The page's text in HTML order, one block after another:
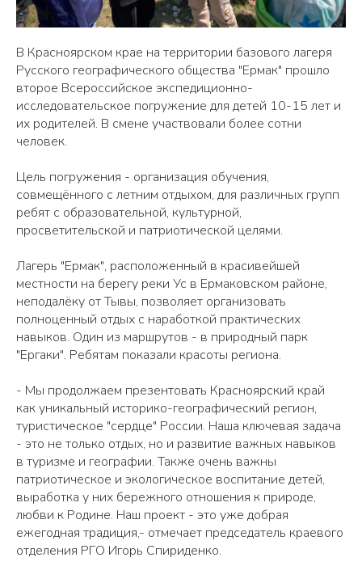
В Красноярском крае на территории базового лагеря
Русского географического общества "Ермак" прошло
второе Всероссийское экспедиционно-
исследовательское погружение для детей 10-15 лет и
их родителей. В смене участвовали более сотни
человек.
Цель погружения - организация обучения,
совмещённого с летним отдыхом, для различных групп
ребят с образовательной, культурной,
просветительской и патриотической целями.
Лагерь "Ермак", расположенный в красивейшей
местности на берегу реки Ус в Ермаковском районе,
неподалёку от Тывы, позволяет организовать
полноценный отдых с наработкой практических
навыков. Один из маршрутов - в природный парк
"Ергаки". Ребятам показали красоты региона.
- Мы продолжаем презентовать Красноярский край
как уникальный историко-географический регион,
туристическое "сердце" России. Наша ключевая задача
- это не только отдых, но и развитие важных навыков
в туризме и географии. Также очень важны
патриотическое и экологическое воспитание детей,
выработка у них бережного отношения к природе,
любви к Родине. Наш проект - это уже добрая
ежегодная традиция,- отмечает председатель краевого
отделения РГО Игорь Спириденко.